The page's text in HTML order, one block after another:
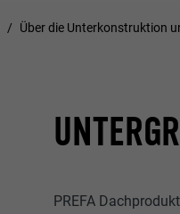
Über die Unterkonstruktion
PREFA